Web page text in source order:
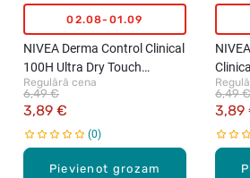
Pievienot grozam
02.08-01.09
NIVEA Derma Control Clinical
100H Ultra Dry Touch
antiperspirants-zīmulis
sievietēm, 50ml
Regulārā cena
3,89 €
6,49 €
0
3,89
6,49 €